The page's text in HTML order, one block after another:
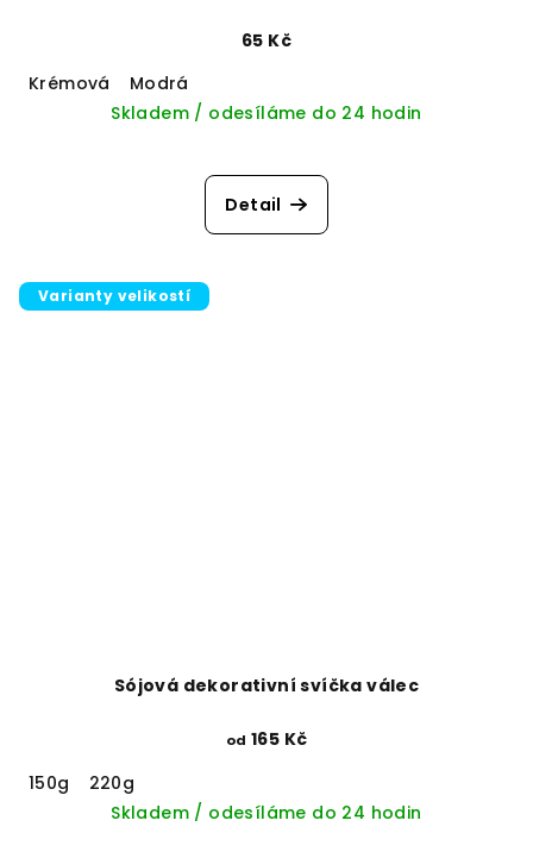
65 Kč
Krémová
Modrá
Skladem / odesíláme do 24 hodin
Detail
Varianty velikostí
Sójová dekorativní svíčka válec
od 165 Kč
150g
220g
Skladem / odesíláme do 24 hodin